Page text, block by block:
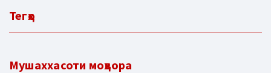
Тегҳо
Мушаххасоти моҳвора